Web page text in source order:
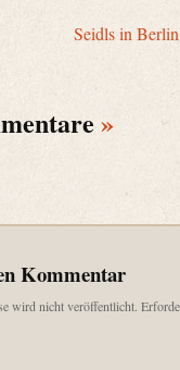
Seidls in
»
Kommentar
wird nicht veröffentlicht.